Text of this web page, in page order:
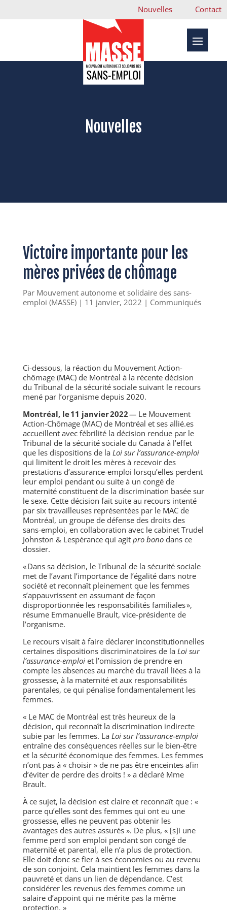
Nouvelles Contact
Nouvelles
Victoire importante pour les
mères privées de chômage
Par Mouvement autonome et solidaire des sans-
emploi (MASSE)| 11 janvier, 2022 | Communiqués
Ci-dessous, la réaction du Mouvement Action-
chômage (MAC) de Montréal à la récente décision
du Tribunal de la sécurité sociale suivant le recours
mené par l’organisme depuis 2020.
Montréal, le 11 janvier 2022— Le Mouvement
Action-Chômage (MAC) de Montréal et ses allié.es
accueillent avec fébrilité la décision rendue par le
Tribunal de la sécurité sociale du Canada à l’effet
que les dispositions de la Loi sur l’assurance-emploi
qui limitent le droit les mères à recevoir des
prestations d’assurance-emploi lorsqu’elles perdent
leur emploi pendant ou suite à un congé de
maternité constituent de la discrimination basée sur
le sexe. Cette décision fait suite au recours intenté
par six travailleuses représentées par le MAC de
Montréal, un groupe de défense des droits des
sans-emploi, en collaboration avec le cabinet Trudel
Johnston & Lespérance qui agit pro bonodans ce
dossier.
« Dans sa décision, le Tribunal de la sécurité sociale
met de l’avant l’importance de l’égalité dans notre
société et reconnaît pleinement que les femmes
s’appauvrissent en assumant de façon
disproportionnée les responsabilités familiales »,
résume Emmanuelle Brault, vice-présidente de
l’organisme.
Le recours visait à faire déclarer inconstitutionnelles
certaines dispositions discriminatoires de la Loi sur
l’assurance-emploiet l’omission de prendre en
compte les absences au marché du travail liées à la
grossesse, à la maternité et aux responsabilités
parentales, ce qui pénalise fondamentalement les
femmes.
« Le MAC de Montréal est très heureux de la
décision, qui reconnaît la discrimination indirecte
subie par les femmes. La Loi sur l’assurance-emploi
entraîne des conséquences réelles sur le bien-être
et la sécurité économique des femmes. Les femmes
n’ont pas à « choisir » de ne pas être enceintes afin
d’éviter de perdre des droits ! » a déclaré Mme
Brault.
À ce sujet, la décision est claire et reconnaît que : «
parce qu’elles sont des femmes qui ont eu une
grossesse, elles ne peuvent pas obtenir les
avantages des autres assurés ». De plus, « [s]i une
femme perd son emploi pendant son congé de
maternité et parental, elle n’a plus de protection.
Elle doit donc se fier à ses économies ou au revenu
de son conjoint. Cela maintient les femmes dans la
pauvreté et dans un lien de dépendance. C’est
considérer les revenus des femmes comme un
salaire d’appoint qui ne mérite pas la même
protection. »